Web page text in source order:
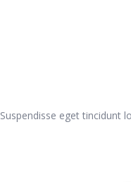
eget tincidunt